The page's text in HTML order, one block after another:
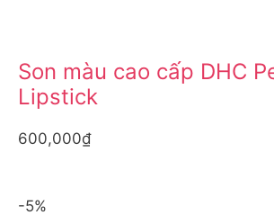
Son màu cao cấp DHC
Lipstick
600,000₫
-5%